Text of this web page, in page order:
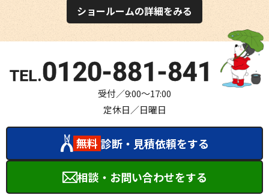
ショールームの詳細をみる
0120-881-841
受付／9:00～17:00
定休日／日曜日
無料 診断・見積依頼をする
相談・お問い合わせをする